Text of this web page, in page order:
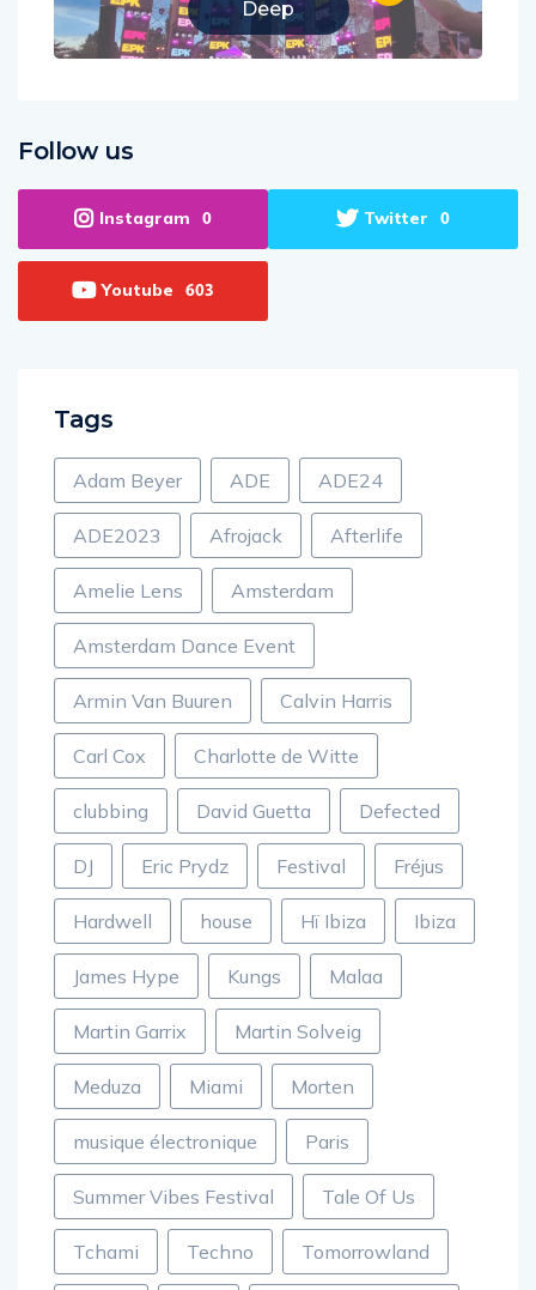
Deep
2
0 0
603
Adam Beyer ADE ADE24
ADE2023 Afrojack Afterlife
Amelie Lens Amsterdam
Amsterdam Dance Event
Armin Van Buuren Calvin Harris
Carl Cox Charlotte de Witte
clubbing David Guetta Defected
DJ Eric Prydz Festival Fréjus
Hardwell house Hï Ibiza Ibiza
James Hype Kungs Malaa
Martin Garrix Martin Solveig
Meduza Miami Morten
musique électronique Paris
Summer Vibes Festival Tale Of Us
Tchami Techno Tomorrowland